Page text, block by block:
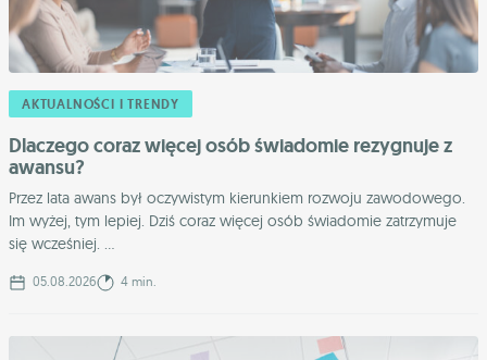
AKTUALNOŚCI I TRENDY
Dlaczego coraz więcej osób świadomie rezygnuje z
awansu?
Przez lata awans był oczywistym kierunkiem rozwoju zawodowego.
Im wyżej, tym lepiej. Dziś coraz więcej osób świadomie zatrzymuje
się wcześniej. ...
05.08.2026 4 min.